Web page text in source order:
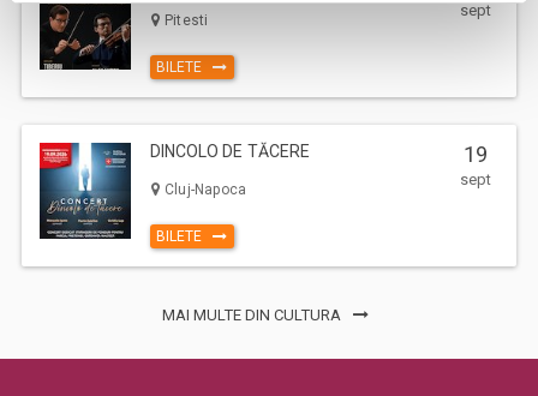
Pitesti
BILETE
sept
DINCOLO DE TĂCERE
Cluj-Napoca
BILETE
19
sept
MAI MULTE DIN CULTURA